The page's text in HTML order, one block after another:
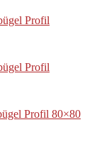
Profil
Profil
Profil 80×80